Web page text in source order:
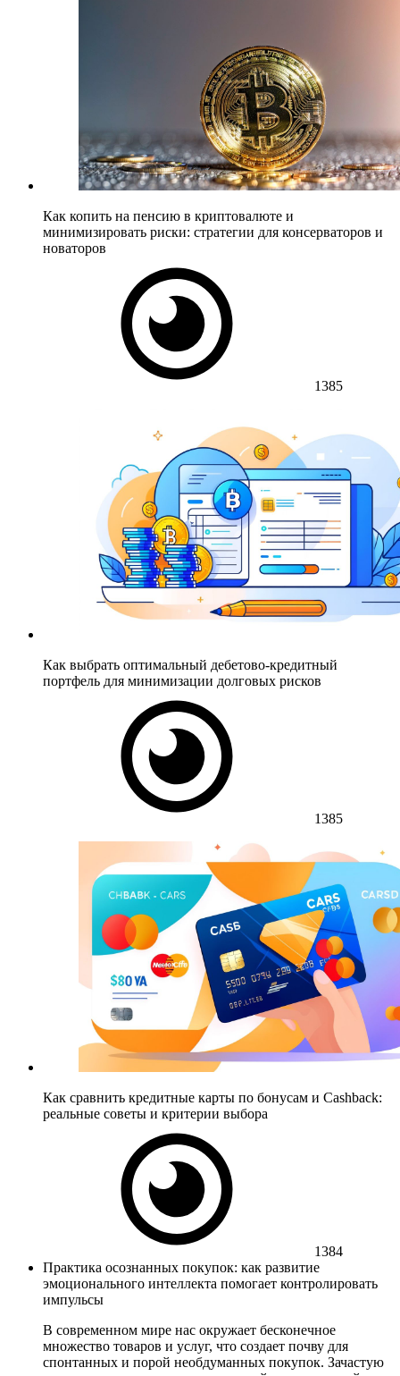
Как копить на пенсию в криптовалюте и
минимизировать риски: стратегии для консерваторов и
новаторов
1385
Как выбрать оптимальный дебетово-кредитный
портфель для минимизации долговых рисков
1385
Как сравнить кредитные карты по бонусам и Cashback:
реальные советы и критерии выбора
1384
Практика осознанных покупок: как развитие
эмоционального интеллекта помогает контролировать
импульсы
В современном мире нас окружает бесконечное
множество товаров и услуг, что создает почву для
спонтанных и порой необдуманных покупок. Зачастую